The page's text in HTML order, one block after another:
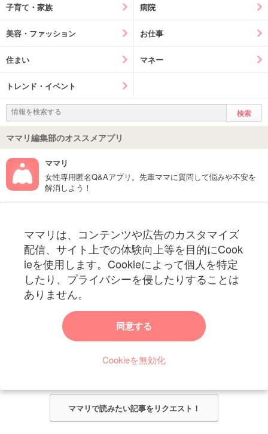
子育て・家族 病院
美容・ファッション お仕事
住まい マネー
トレンド・イベント
ママリ編集部のオススメアプリ
ママリ
女性専用匿名Q&Aアプリ。先輩ママに質問して悩みや不安を
解消しよう！
ママリは、コンテンツや広告のカスタマイズ
配信、サイト上での体験向上等を目的にCook
ieを使用します。Cookieによって個人を特定
したり、プライバシーを侵したりすることは
ありません。
同意する
Cookieを無効化
妊娠〜子育て中のお役立ち情報を配信中
ママリからのお知らせ
今ママリで読みたい記事は何ですか？
ママリ編集部がみなさんのご意見をもとに記事を作成させていただきま
ママリで読みたい記事をリクエスト！